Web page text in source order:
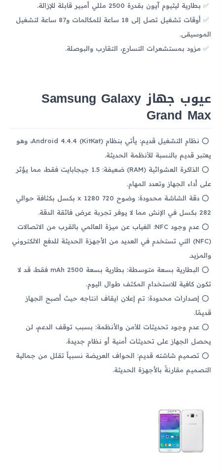
بطارية ليثيوم آيون بقدرة 2500 مللي أمبير قابلة للإزالة.
أوقات تشغيل تصل إلى 18 ساعة للمكالمات و87 ساعة لتشغيل
الموسيقى.
مزود بمستشعرات التسارع، التقارب والبوصلة.
عيوب جهاز Samsung Galaxy
Grand Max
نظام التشغيل قديم: يأتي بنظام Android 4.4.4 (KitKat)، وهو
يعتبر قديم بالنسبة للأنظمة الحديثة.
الذاكرة العشوائية (RAM) ضعيفة: 1.5 جيجابايت فقط، مما يؤثر
على أداء الجهاز وتعدد المهام.
دقة الشاشة محدودة: وضوح 720 x 1280 بكسل بكثافة حوالي
282 بكسل في الإنش مما لا يوفر تجربة عرض فائقة الدقة.
عدم وجود NFC: الغياب عن ميزة العالمي بالقرب من الاتصالات
(NFC) التي تستخدم في العديد من الأجهزة الحديثة للدفع الالكتروني
والمزيد.
البطارية بسعة متوسطة: بطارية بسعة 2500 mAh فقط، قد لا
تكون كافية للاستخدام المكثف طوال اليوم.
إصدارات محدودة: تم إعلان ايقاف انتاجه حيث أصبح الجهاز
قديمًا.
عدم وجود تحديثات للأمن والأنظمة: بسبب توقف الدعم، لن
يحصل الجهاز على تحديثات أمنية أو نظام جديدة.
تصميم شاشته قديم: الحواف العريضة نسبياً تقلل من جمالية
التصميم مقارنةً بالأجهزة الحديثة.